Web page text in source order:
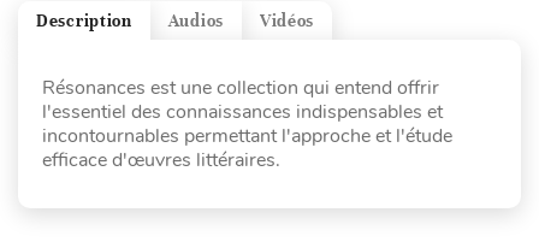
Vidéos
Audios
Description
Résonances est une collection qui entend offrir
l'essentiel des connaissances indispensables et
incontournables permettant l'approche et l'étude
efficace d'œuvres littéraires.